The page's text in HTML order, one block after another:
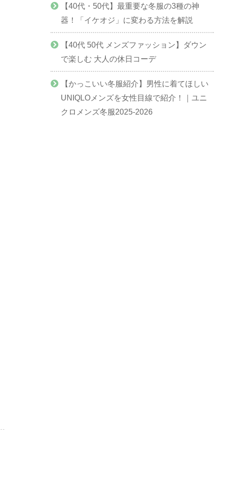
【40代・50代】最重要な冬服の3種の神
器！「イケオジ」に変わる方法を解説
【40代 50代 メンズファッション】ダウン
で楽しむ 大人の休日コーデ
【かっこいい冬服紹介】男性に着てほしい
UNIQLOメンズを女性目線で紹介！｜ユニ
クロメンズ冬服2025-2026